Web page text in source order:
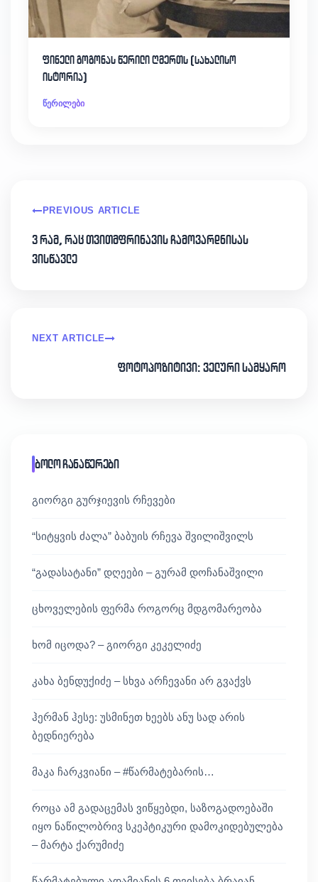
ფინელი გოგონას წერილი ღმერთს (სახალისო
ისტორია)
წერილები
PREVIOUS ARTICLE
3 რამ, რაც თვითმფრინავის ჩამოვარდნისას
ვისწავლე
NEXT ARTICLE
ფოტოპოზიტივი: ველური სამყარო
ბოლო ჩანაწერები
გიორგი გურჯიევის რჩევები
“სიტყვის ძალა” ბაბუის რჩევა შვილიშვილს
“გადასატანი” დღეები – გურამ დოჩანაშვილი
ცხოველების ფერმა როგორც მდგომარეობა
ხომ იცოდა? – გიორგი კეკელიძე
კახა ბენდუქიძე – სხვა არჩევანი არ გვაქვს
ჰერმან ჰესე: უსმინეთ ხეებს ანუ სად არის
ბედნიერება
მაკა ჩარკვიანი – #წარმატებარის…
როცა ამ გადაცემას ვიწყებდი, საზოგადოებაში
იყო ნაწილობრივ სკეპტიკური დამოკიდებულება
– მარტა ქარუმიძე